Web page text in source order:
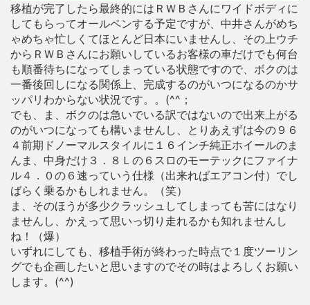
移植が完了したら最終的にはＲＷＢさんにワイドボディに
してもらってオールペンする予定ですが、中井さんがめち
ゃめちゃ忙しくてほとんど日本にいませんし、その上ウチ
からＲＷＢさんにお願いしているお客様の車だけでも何台
も順番待ちになってしまっている状態ですので、ボクのは
一番後回しになる関係上、完成するのがいつになるのかサ
ッパリわからない状況です。。(^^；
でも、ま、ボクのは急いでいる訳ではないので出来上がる
のがいつになっても構いませんし、とりあえずは今の９６
４前期ドノーマルスタイルに１６インチ純正ホイールのま
んま、中身だけ３．８Ｌの６スロのモーテックにファイナ
ル４．０の６速っていう仕様（出来ればエアコン付）でし
ばらく乗るかもしれません。（笑）
ま、そのほうが多少クラッシュしてしまっても苦にはなり
ませんし、かえって思いっ切り走れるかも知れませんし
ね！（爆）
いずれにしても、移植手術が終わった時点で１度ツーリン
グでも企画したいと思いますのでその時はよろしくお願い
します。(^^)